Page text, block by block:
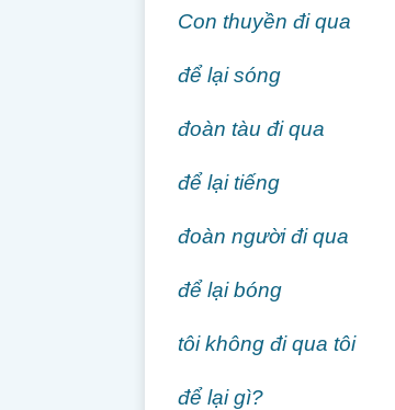
Con thuyền đi qua
để lại sóng
đoàn tàu đi qua
để lại tiếng
đoàn người đi qua
để lại bóng
tôi không đi qua tôi
để lại gì?